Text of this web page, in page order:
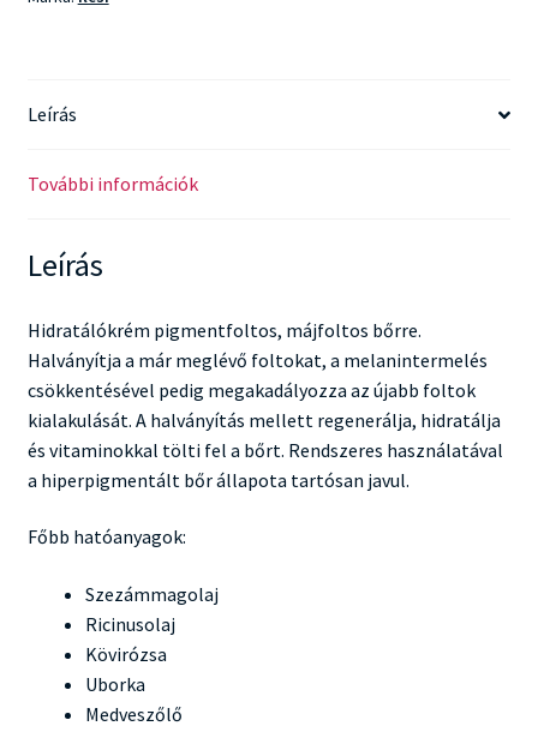
Leírás
További információk
Leírás
Hidratálókrém pigmentfoltos, májfoltos bőrre.
Halványítja a már meglévő foltokat, a melanintermelés
csökkentésével pedig megakadályozza az újabb foltok
kialakulását. A halványítás mellett regenerálja, hidratálja
és vitaminokkal tölti fel a bőrt. Rendszeres használatával
a hiperpigmentált bőr állapota tartósan javul.
Főbb hatóanyagok:
Szezámmagolaj
Ricinusolaj
Kövirózsa
Uborka
Medveszőlő